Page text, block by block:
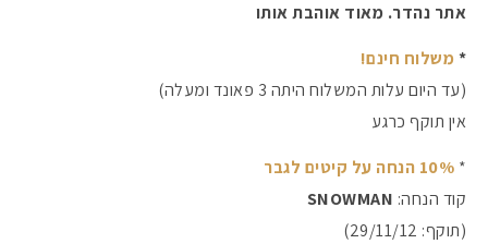
אתר נהדר. מאוד אוהבת אותו
* משלוח חינם!
(עד היום עלות המשלוח היתה 3 פאונד ומעלה)
אין תוקף כרגע
* 10% הנחה על קיטים לגבר
קוד הנחה: SNOWMAN
(תוקף: 29/11/12)